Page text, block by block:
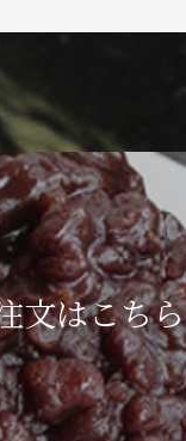
文はこちら